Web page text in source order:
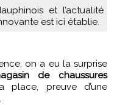
et l’actualité
est ici établie.
de chaussures
preuve d’une